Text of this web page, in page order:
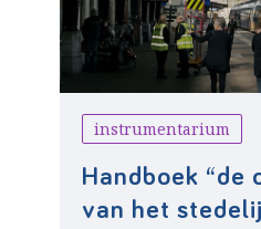
instrumentarium
Handboek “de
van het